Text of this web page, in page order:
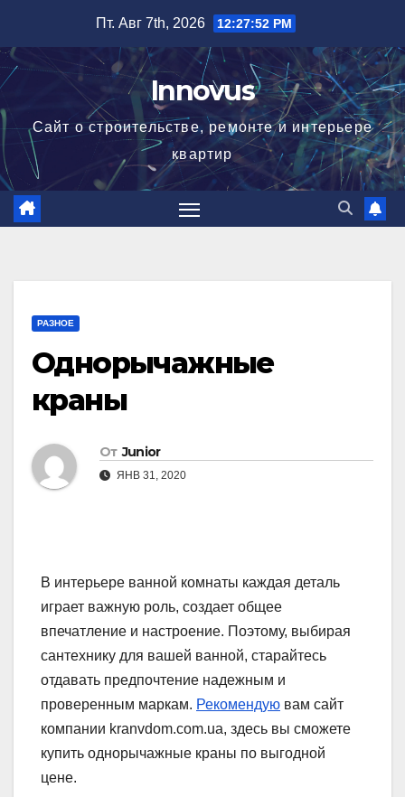
содержимому
Пт. Авг 7th, 2026 12:27:53 PM
Innovus
Сайт о строительстве, ремонте и интерьере
квартир
РАЗНОЕ
Однорычажные
краны
От Junior
ЯНВ 31, 2020
В интерьере ванной комнаты каждая деталь
играет важную роль, создает общее
впечатление и настроение. Поэтому, выбирая
сантехнику для вашей ванной, старайтесь
отдавать предпочтение надежным и
проверенным маркам. Рекомендую вам сайт
компании kranvdom.com.ua, здесь вы сможете
купить однорычажные краны по выгодной
цене.